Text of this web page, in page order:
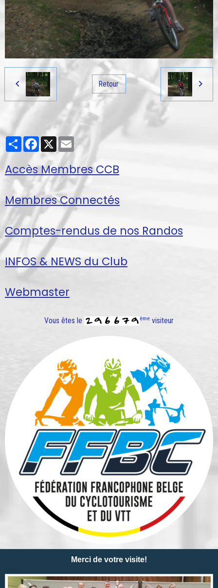
Retour
PartagerFacebook
X Email
Accès Membres CCB
Membres Connectés
Comptes-rendus de nos Randos
INFOS & NEWS du Club
Webmaster
Vous êtes le ème visiteur
Merci de votre visite!